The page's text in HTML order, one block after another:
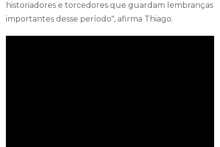
historiadores e torcedores que guardam lembranças
importantes desse período", afirma Thiago.